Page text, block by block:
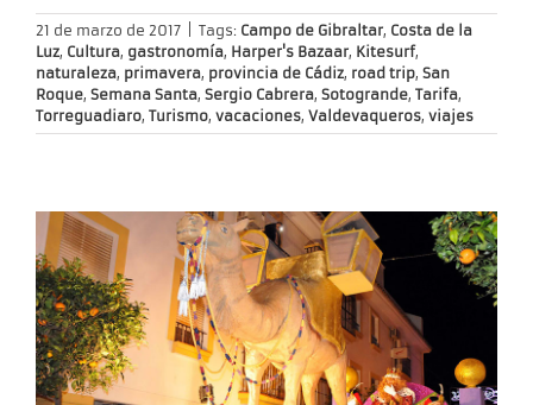
21 de marzo de 2017 Tags: Campo de Gibraltar, Costa de la
Luz, Cultura, gastronomía, Harper's Bazaar, Kitesurf,
naturaleza, primavera, provincia de Cádiz, road trip, San
Roque, Semana Santa, Sergio Cabrera, Sotogrande, Tarifa,
Torreguadiaro, Turismo, vacaciones, Valdevaqueros, viajes